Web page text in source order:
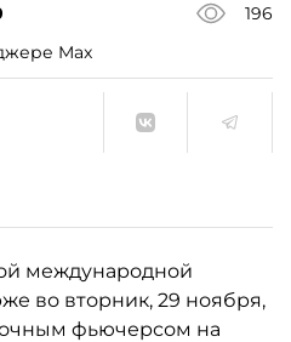
196
Max
международной
во вторник, 29 ноября,
фьючерсом на